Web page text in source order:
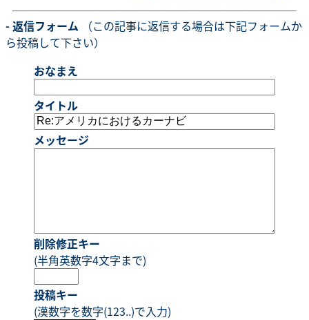
- 返信フォーム （この記事に返信する場合は下記フォームか
ら投稿して下さい）
おなまえ
タイトル
メッセージ
削除修正キー
(半角英数字4文字まで)
投稿キー
(漢数字を数字(123..)で入力)